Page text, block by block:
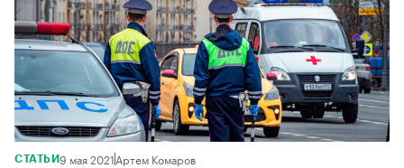
СТАТЬИ9 мая 2021Артем Комаров